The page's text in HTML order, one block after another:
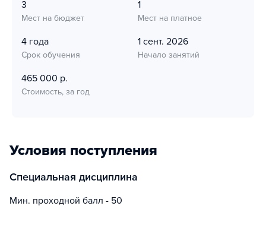
3
Мест на бюджет
1
Мест на платное
4 года
Срок обучения
1 сент. 2026
Начало занятий
465 000 р.
Стоимость, за год
Условия поступления
Специальная дисциплина
Мин. проходной балл - 50